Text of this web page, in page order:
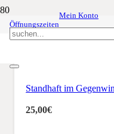
Öffnungszeiten
Mein Konto
Bücher
Standhaft im
25,00€